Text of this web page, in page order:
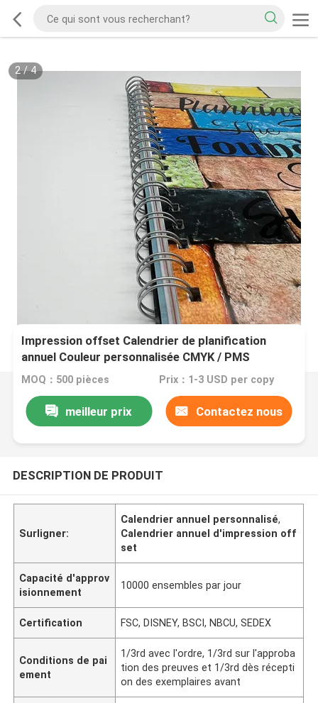
2/4
Impression offset Calendrier de planification
annuel Couleur personnalisée CMYK / PMS
MOQ：500 pièces Prix：1-3 USD per copy
meilleur prix Contactez nous
DESCRIPTION DE PRODUIT
Surligner:
Calendrier annuel personnalisé,
Calendrier annuel d'impression off
set
Capacité d'approv
isionnement
10000 ensembles par jour
Certification FSC, DISNEY, BSCI, NBCU, SEDEX
Conditions de pai
ement
1/3rd avec l'ordre, 1/3rd sur l'approba
tion des preuves et 1/3rd dès récepti
on des exemplaires avant